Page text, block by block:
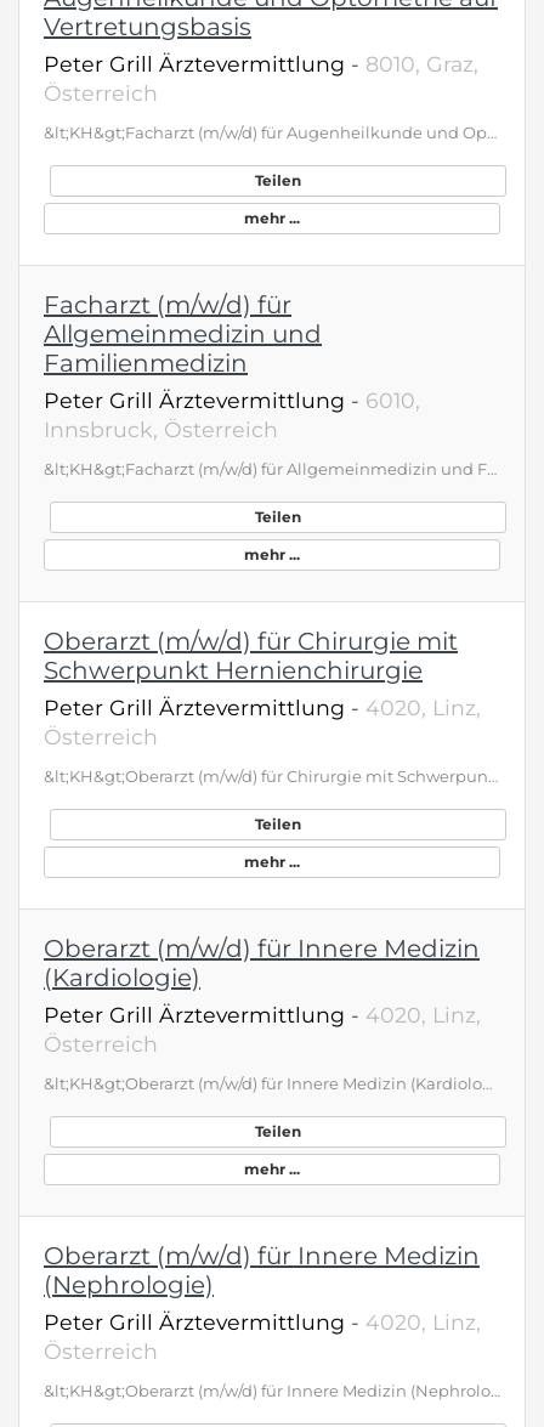
Vertretungsbasis
Peter Grill Ärztevermittlung - 8010, Graz,
Österreich
&lt;KH&gt;Facharzt (m/w/d) für Augenheilkunde und Optometrie auf Vertretungsbasis&lt;ANGEBOT&gt; Abwechslungsreiche Tätigkeit in einer äußerst modernen und gut organisierten augenärztlichen Praxis mit Optiker für die vorbereitenden Sehtest und einer immer im Ordinationsraum anwesenden Assistentin, de nach Anweisung dokumentiert. Geboten wird: Konzentration auf die rein augenärztliche Tätigkeit Bei entsprechender OP-Erfahrung eigenverantwortliche Durchführung privater Lid-Ops im Haus bzw. Cataract-OPs im Sanatorium (keine operative Ausbildung möglich!) Aufbau eigener Schwerpunkte (z. B. Ästhetik/Botox/Filler) möglich Längerfristige, regelmäßige Vertretung an 1-2 Ordinationstagen je Woche Attraktive Vergütung ca. 200 Euro / Stunde Die Öffnungszeiten beinhalten Montag – Freitag 5 Vormittage und 2 Nachmittage. Gesucht wird eine freundliche Persönlichkeit mit eloquenter Ausdrucksweise und strukturierter Arbeitsweise. Sie suchen eine Alternative zur Klinikanstellung, welche Entwicklungsmöglichkeiten und maximalen Support bietet? Dann nehmen Sie mit uns Kontakt auf!
Teilen
mehr ...
Facharzt (m/w/d) für
Allgemeinmedizin und
Familienmedizin
Peter Grill Ärztevermittlung - 6010,
Innsbruck, Österreich
&lt;KH&gt;Facharzt (m/w/d) für Allgemeinmedizin und Familienmedizin&lt;ANGEBOT&gt; Als Allgemeinmediziner begleiten Sie die Gäste während des Aufenthaltes durch festgelegte Untersuchungen, erstellen Anamnesen und medizische Diagnosen sowie Therapiepläne. Sie halten Vorträge zu Primär- und Sekundärprävention und Überwachen den Therapiefortschritt. Geboten wird: eigenständiges Arbeiten familiäres Miteinander Möglichkeiten von Fort- und Weiterbildung Arbeitszeiten individuell gestalltbar (Voll- oder Teilzeit möglich) reiner Tagdienst überkollektive Bezahlung viele Benefits wie freie Verpflegung, Unterkunft nach Verfügbarkeit etc. Gesucht wird ein begeisterter Allgemeinmedizinier mit abgeschlossener Ausbildung und mit Interesse an den dort zu behandelden Indikationen. ÖAK-Diplom Kur-, Präventivmedizin und Wellness willkommen, aber nicht Voraussetzung. Sie schätzen eine Kureinrichtung für eine breite getreute Gruppe von Gästen mit unterschiedlichen Erkrankungen? Dann rufen Sie uns an!
Teilen
mehr ...
Oberarzt (m/w/d) für Chirurgie mit
Schwerpunkt Hernienchirurgie
Peter Grill Ärztevermittlung - 4020, Linz,
Österreich
&lt;KH&gt;Oberarzt (m/w/d) für Chirurgie mit Schwerpunkt Hernienchirurgie&lt;ANGEBOT&gt; Die Abteilung für Chirurgie bietet das gesamte Spektrum der Allgemein- und Akutchirurgie, Viszeralchirurgie, Darmchirurgie, Sarkomchirurgie, Endokrine Chirurgie, Brustchirurgie, Thoraxchirurgie, Hernienchirurgie und Transplantationschirurgie mit Schwerpunkt in der Tumorchirurgie an. Die angebotenen, operativen Techniken orientieren sich an den neuesten wissenschaftlichen Erkenntnissen. Der Einsatz von modernsten Methoden, wie Roboterchirurgie und Schlüssellochchirurgie stellen eine große Hilfe dar. Geboten wird: Abwechslungsreiche Tätigkeit mit hoher Eigenverantwortung Umfassende Fortbildungsmöglichkeiten Leistungsgerechte Bezahlung; - üblicher Jahresbruttgesamtbezug für Jungfachärzte &gt; 145.000 Euro, konkreter Bezug je nach Erfahrung Kinderbetreuungseinrichtungen und Schulen vor Ort Gesucht wird eine motivierte Persönlichkeit mit Freude an der Chirurgie und Erfahrung in der Hernienchirurgie. Sie schätzen die Entwicklungsmöglichkeiten einer breit aufgestellten, chirurgischen Abteilung! Dann rufen Sie uns an!
Teilen
mehr ...
Oberarzt (m/w/d) für Innere Medizin
(Kardiologie)
Peter Grill Ärztevermittlung - 4020, Linz,
Österreich
&lt;KH&gt;Oberarzt (m/w/d) für Innere Medizin (Kardiologie)&lt;ANGEBOT&gt; Die Abteilung für Innere Medizin mit rund 50 Betten arbeitet mit der neuesten Technologie und befasst sich mit Herzkranzgefäßerkrankungen, schwere Herzinsuffizienzen, Herzrhythmussörungen, kardialer Bildgebung sowie Intensivmedizin und Therapie von Nierenversagen. Geboten wird: Spannende, ärztliche Tätigkeiten in einem modernen Ambiente mit Highend-Medizin Abwechslungsreiche Tätigkeiten auf der Intensivstation und auf der Inneren Bei Interesse können ZNA Dienste verrichtet werden Notarztfahrten für 1-2 mal / Monat möglich Es besteht die Möglichkeit einer Ordinationstätigkeit Bei Interesse kann die Ausbildung zur Nephrologie absolviert werden Ausgezeichnete Bezahlung - übliches Jahresbruttogesamtgehalt Z.B. für einen Jungfacharzt bei Vollzeit 145.000 Euro, konkreter Bezug je nach Erfahrung, Teilzeit möglich Zahlreiche Kinderbetreuungsmöglichkeiten, Schulen, Hochschule etc. vor Ort Gesucht wird eine motivierte, selbständige Persönlichkeit mit Erfahrung, die gerne in einem jungen, dynamischen Team arbeiten möchte. Sie schätzen das breite, kardiologische Spektrum der Abteilung? Dann rufen Sie uns an!
Teilen
mehr ...
Oberarzt (m/w/d) für Innere Medizin
(Nephrologie)
Peter Grill Ärztevermittlung - 4020, Linz,
Österreich
&lt;KH&gt;Oberarzt (m/w/d) für Innere Medizin (Nephrologie)&lt;ANGEBOT&gt; Die Abteilung für Innere Medizin mit dem Schwerpunkt Nephrologie arbeitet mit der neuesten Technologie und befasst sich mit der Therapie von Nierenversagen inklusive Hämodialyse und Nachbetreuung von nierentransplantierten PatientInnen. Geboten wird: Spannende, ärztliche Tätigkeiten in einem modernen Ambiente mit Highend-Medizin Abwechslungsreiche Tätigkeiten auf der Intensivstation und auf der Inneren Bei Interesse Beteiligung an ZNA- oder Motarztdiensten Es besteht die Möglichkeit einer Ordinationstätigkeit Bei Interesse kann auch die Ausbildung zur Nephrologie absolviert werden Ausgezeichnete Bezahlung - übliches Jahresbruttogesamtgehalt Z.B. für einen Jungfacharzt bei Vollzeit 145.000 Euro, konkreter Bezug je nach Erfahrung, Teilzeit möglich Zahlreiche Kinderbetreuungsmöglichkeiten, Schulen, Hochschule etc. vor Ort Gesucht wird eine motivierte, selbständige Persönlichkeit mit Erfahrung, die gerne in einem jungen, dynamischen Team arbeiten möchte. Sie schätzen das nephrologische Spektrum inkl, Nachbetreuung Nierentransplantierter an der Abteilung? Dann rufen Sie uns an!